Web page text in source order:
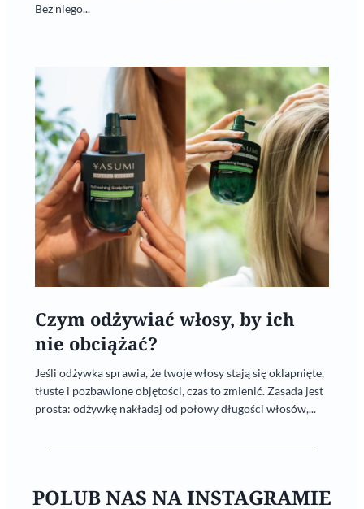
Bez niego...
Czym odżywiać włosy, by ich
nie obciążać?
Jeśli odżywka sprawia, że twoje włosy stają się oklapnięte,
tłuste i pozbawione objętości, czas to zmienić. Zasada jest
prosta: odżywkę nakładaj od połowy długości włosów,...
POLUB NAS NA INSTAGRAMIE